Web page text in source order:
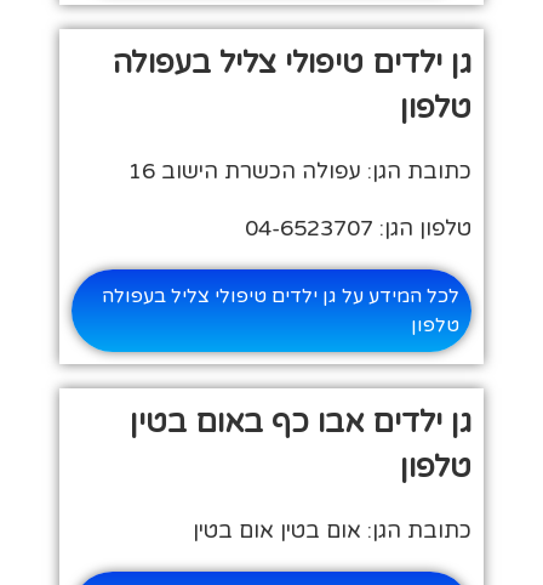
גן ילדים טיפולי צליל בעפולה
טלפון
כתובת הגן: עפולה הכשרת הישוב 16
טלפון הגן: 04-6523707
לכל המידע על גן ילדים טיפולי צליל בעפולה
טלפון
גן ילדים אבו כף באום בטין
טלפון
כתובת הגן: אום בטין אום בטין